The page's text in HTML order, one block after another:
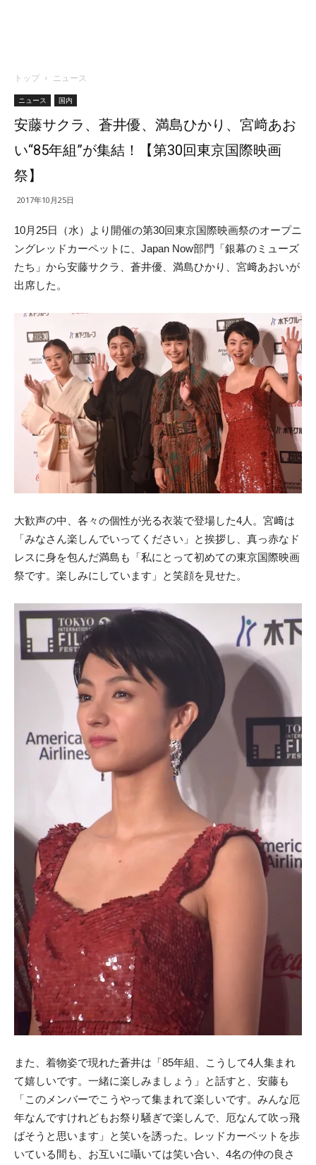
トップ ニュース
ニュース 国内
安藤サクラ、蒼井優、満島ひかり、宮﨑あお
い“85年組”が集結！【第30回東京国際映画
祭】
2017年10月25日
10月25日（水）より開催の第30回東京国際映画祭のオープニ
ングレッドカーペットに、Japan Now部門「銀幕のミューズ
たち」から安藤サクラ、蒼井優、満島ひかり、宮﨑あおいが
出席した。
大歓声の中、各々の個性が光る衣装で登場した4人。宮﨑は
「みなさん楽しんでいってください」と挨拶し、真っ赤なド
レスに身を包んだ満島も「私にとって初めての東京国際映画
祭です。楽しみにしています」と笑顔を見せた。
また、着物姿で現れた蒼井は「85年組、こうして4人集まれ
て嬉しいです。一緒に楽しみましょう」と話すと、安藤も
「このメンバーでこうやって集まれて楽しいです。みんな厄
年なんですけれどもお祭り騒ぎで楽しんで、厄なんて吹っ飛
ばそうと思います」と笑いを誘った。レッドカーペットを歩
いている間も、お互いに囁いては笑い合い、4名の仲の良さ